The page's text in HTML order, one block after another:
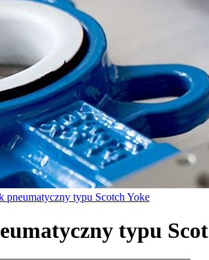
pneumatyczny typu Scotch Yoke
typu